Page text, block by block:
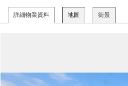
詳細物業資料 地圖 街景